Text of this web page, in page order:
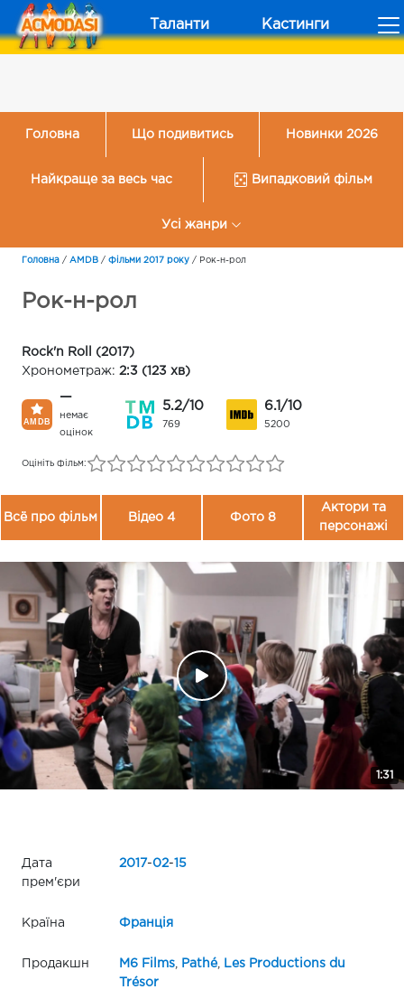
Таланти Кастинги
Головна Що подивитись Новинки 2026
Найкраще за весь час Випадковий фільм
Усі жанри
Головна / AMDB / Фільми 2017 року / Рок-н-рол
Рок-н-рол
Rock'n Roll (2017)
Хронометраж: 2:3 (123 хв)
—
немає
оцінок
5.2/10
769
6.1/10
5200
Оцініть фільм:
Всё про фільм Відео 4 Фото 8
Актори та
персонажі
1:31
Дата
прем'єри
2017-02- 15
Країна Франція
Продакшн M6 Films, Pathé,
Les Productions du
Trésor